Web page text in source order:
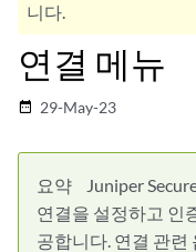
니다.
연결 메뉴
date_range 29-May-23
요약 Juniper
연결을 설정하고 인
공합니다. 연결 관련